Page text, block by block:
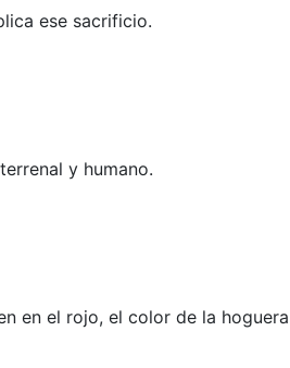
ese sacrificio.
y humano.
en el rojo, el color de la